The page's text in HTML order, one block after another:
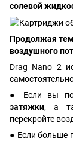
солевой
Продолжая
воздушного
Drag Nano 2
● Если вы
затяжки, а
перекройте
● Если больше